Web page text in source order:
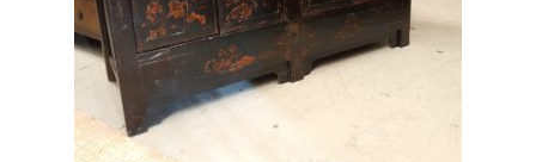
Kolonialmöbel
Kontakt